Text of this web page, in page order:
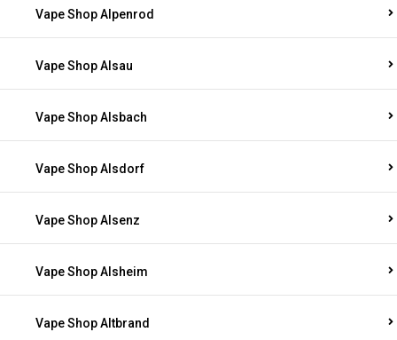
Vape Shop Alpenrod
Vape Shop Alsau
Vape Shop Alsbach
Vape Shop Alsdorf
Vape Shop Alsenz
Vape Shop Alsheim
Vape Shop Altbrand